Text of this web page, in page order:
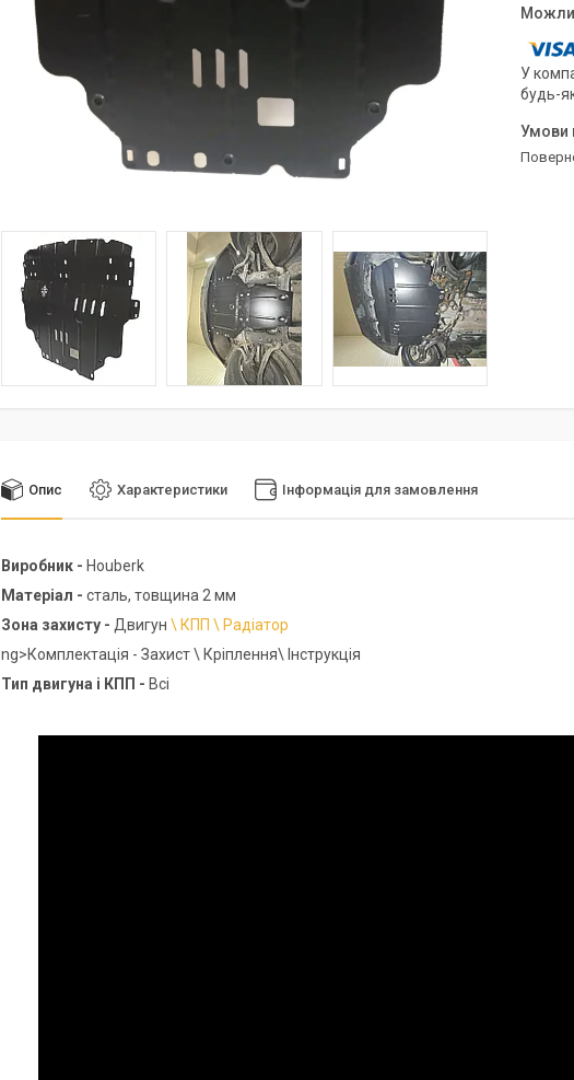
У
будь-
Опис Характеристики Інформація для замовлення
Виробник - Houberk
Матеріал - сталь, товщина 2 мм
Зона захисту - Двигун \ КПП \ Радіатор
ng>Комплектація - Захист \ Кріплення\ Інструкція
Тип двигуна і КПП - Всі